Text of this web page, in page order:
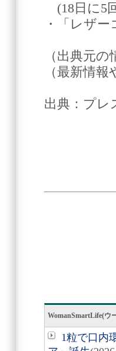
(18日に5
・「レザ
（出典元
（最新情
出典：プレ
WomanSmartLife(ウ
1粒で口内